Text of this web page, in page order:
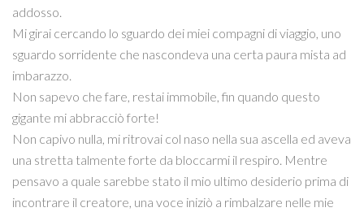
addosso.
Mi girai cercando lo sguardo dei miei compagni di viaggio, uno
sguardo sorridente che nascondeva una certa paura mista ad
imbarazzo.
Non sapevo che fare, restai immobile, fin quando questo
gigante mi abbracciò forte!
Non capivo nulla, mi ritrovai col naso nella sua ascella ed aveva
una stretta talmente forte da bloccarmi il respiro. Mentre
pensavo a quale sarebbe stato il mio ultimo desiderio prima di
incontrare il creatore, una voce iniziò a rimbalzare nelle mie